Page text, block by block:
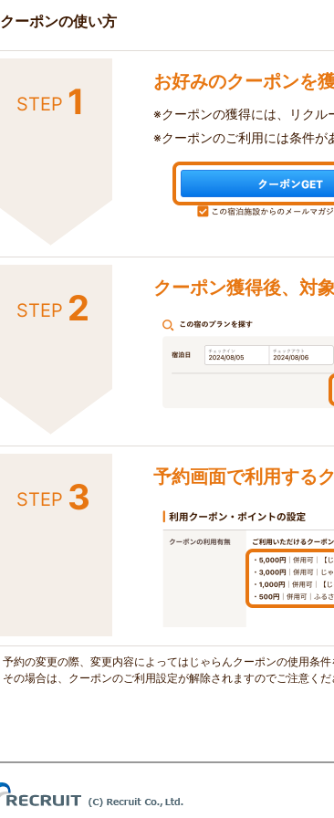
クーポンの使い方
STEP 1 お好みのクーポンを
※クーポンの獲得には、リクル
※クーポンのご利用には条件が
STEP 2 クーポン獲得後、対
STEP 3 予約画面で利用する
予約の変更の際、変更内容によってはじゃらんクーポンの使用条件
その場合は、クーポンのご利用設定が解除されますのでご注意くだ